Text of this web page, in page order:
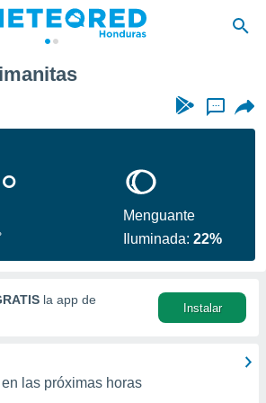
...
Menguante
Iluminada:22%
la app de
Instalar
las próximas horas